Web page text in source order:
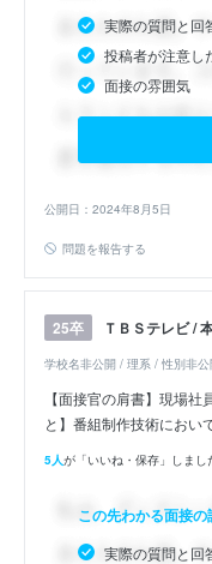
実際の質問と回
投稿者が注意し
面接の雰囲気
公開日：2024年8月5日
問題を報告する
25卒 ＴＢＳテレビ /
学校名非公開 / 理系 / 性別非公
【面接官の肩書】現場
と】番組制作技術におい
5人が「いいね・保存」しまし
この先わかる面接の
実際の質問と回